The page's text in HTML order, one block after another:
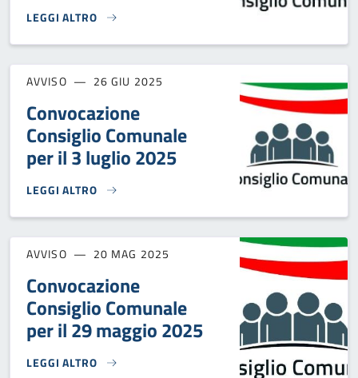
LEGGI ALTRO
CONVOCAZIONE CONSIGLIO COMUNALE PER IL GIORNO 16
AVVISO 26 GIU 2025
Convocazione
Consiglio Comunale
per il 3 luglio 2025
LEGGI ALTRO
CONVOCAZIONE CONSIGLIO COMUNALE PER IL 3 LUGLIO
AVVISO 20 MAG 2025
Convocazione
Consiglio Comunale
per il 29 maggio 2025
LEGGI ALTRO
CONVOCAZIONE CONSIGLIO COMUNALE PER IL 29 MAGGIO